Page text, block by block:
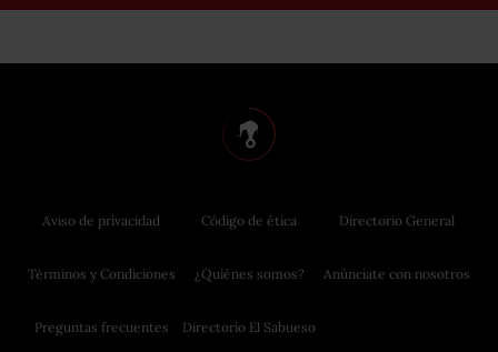
Aviso de privacidad
Términos y Condiciones
Preguntas frecuentes
Código de ética
¿Quiénes somos?
Directorio El Sabueso
Directorio General
Anúnciate con nosotros